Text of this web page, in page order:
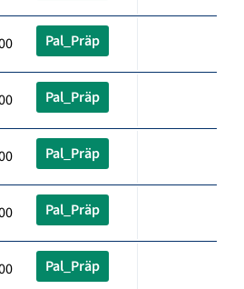
Pal_Präp
Pal_Präp
Pal_Präp
Pal_Präp
Pal_Präp